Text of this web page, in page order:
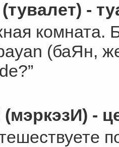
-
комната.
(баЯн,
(мэркэзИ) -